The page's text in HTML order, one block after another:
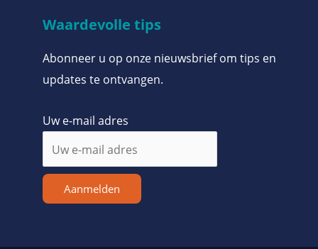
Waardevolle tips
Abonneer u op onze nieuwsbrief om tips en
updates te ontvangen.
Uw e-mail adres
Aanmelden